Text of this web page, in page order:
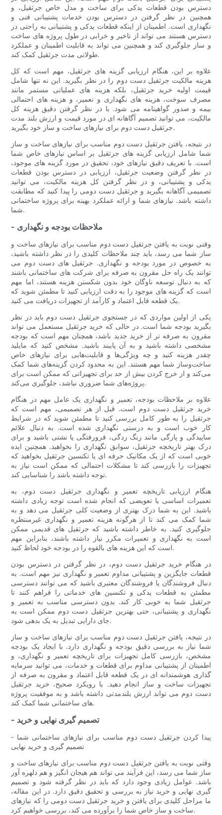
دسترس بودن قطعات یدکی برای ساخت و مدل خاص جرثقیل، و
همچنین در نظر گرفتن در دسترس بودن خدمات پشتیبانی فنی و
نگهداری است. اطمینان از اینکه قطعات یدکی و پشتیبانی به راحتی در
دسترس هستند می تواند از تاخیر و خرابی در طول پروژه های ساخت
و ساز جلوگیری کند و همچنین می تواند به قابلیت اطمینان و عملکرد
طولانی مدت جرثقیل کمک کند.
علاوه بر این، هنگام ارزیابی گزینه های جرثقیل، مهم است که کل
هزینه مالکیت جرثقیل دست دوم را در نظر بگیرید. این نه تنها شامل
قیمت اولیه خرید جرثقیل، بلکه هزینه های عملیاتی مستمر مانند
مصرف سوخت، هزینه های نگهداری و تعمیر، و هزینه های احتمالی
بیمه و صدور گواهینامه می شود. با در نظر گرفتن دقیق هزینه کل
مالکیت، می توانید تصمیم آگاهانه ای در مورد قیمت و ارزش بلند مدت
جرثقیل دست دوم برای نیازهای ساخت و ساز خود بگیرید.
در نتیجه، یافتن جرثقیل دست دوم مناسب برای نیازهای ساخت و ساز
شما شامل ارزیابی گزینه های جرثقیل بر اساس نیازهای خاص شما
است. با تعریف دقیق نیازهای خود، تحقیق در مورد گزینه های موجود،
در نظر گرفتن وضعیت جرثقیل، ارزیابی در دسترس بودن قطعات
یدکی و پشتیبانی، و در نظر گرفتن کل هزینه مالکیت، می توانید
تصمیمی آگاهانه بگیرید و جرثقیل دست دومی را پیدا کنید که مطابقت
داشته باشد. نیازهای شما و ارائه عملکرد بهینه برای پروژه ساختمانی
شما.
- ملاحظات بودجه و نگهداری
وقتی نوبت به یافتن جرثقیل دست دوم مناسب برای نیازهای ساخت و
ساز شما می رسد، باید چند ملاحظات کلیدی را در نظر داشته باشید،
به خصوص در مورد بودجه و نگهداری. جرثقیل های دست دوم می
توانند یک راه حل مقرون به صرفه برای شرکت های ساختمانی باشند
که به دنبال توسعه ناوگان خود بدون شکستن هزینه هستند، اما مهم
است که گزینه های موجود را به دقت ارزیابی کنید تا مطمئن شوید که
یک قطعه قابل اعتماد و کارآمد از تجهیزات دریافت می کنید.
یکی از اولین مواردی که در جستجوی جرثقیل دست دوم باید در نظر
بگیرید بودجه شما است. در حالی که خرید جرثقیل مستعمل می تواند
مقرون به صرفه تر از خرید جدید باشد، همچنان مهم است که بودجه
مشخصی داشته باشید و به آن پایبند باشید. مشخص کنید که مایلید
چقدر هزینه کنید و چه ویژگی‌ها و قابلیت‌هایی برای نیازهای خاص
ساخت‌وساز شما مهم هستند. این به محدود کردن گزینه‌های شما کمک
می‌کند و از خرج کردن بیش از حد برای تجهیزاتی که ممکن است برای
پروژه‌های شما ضروری نباشد، جلوگیری می‌کند.
علاوه بر ملاحظات بودجه، تعمیر و نگهداری یک عامل مهم در هنگام
خرید جرثقیل دست دوم است. قبل از هر تصمیمی، مهم است که
جرثقیل را به طور کامل بررسی کنید تا مطمئن شوید که در شرایط
کار خوب است و به درستی نگهداری شده است. به دنبال علائم
ساییدگی و پارگی مانند زنگ زدگی، فرورفتگی یا نشتی باشید و برای
درک بهتر تاریخچه جرثقیل، سوابق نگهداری را بخواهید. همچنین ایده
خوبی است که از یک مکانیک حرفه ای یا تکنسین جرثقیل بخواهید که
تجهیزات را بازرسی کند تا مشکلات احتمالی که ممکن است نیاز به
توجه داشته باشد را شناسایی کند.
هنگام ارزیابی تاریخچه تعمیر و نگهداری جرثقیل دست دوم، به
تعمیرات اساسی یا تعویضی که انجام شده است توجه زیادی داشته
باشید. این به شما درک بهتری از وضعیت کلی جرثقیل می دهد و به
شما کمک می کند تا از هرگونه هزینه تعمیر و نگهداری غیرمنتظره
جلوگیری کنید. به خاطر داشته باشید که جرثقیل های قدیمی ممکن
است به نگهداری و تعمیرات مکرر نیاز داشته باشند، بنابراین مهم
است که این هزینه های بالقوه را در بودجه خود لحاظ کنید.
در هنگام خرید جرثقیل دست دوم، در نظر گرفتن در دسترس بودن
قطعات جایگزین و پشتیبانی مداوم تعمیر و نگهداری نیز مهم است. به
دنبال فروشندگان یا فروشندگان معتبری باشید که می توانند دسترسی
مطمئن به قطعات یدکی و تکنسین های خدماتی را فراهم کنند تا
جرثقیل شما به خوبی کار کند. بدون دسترسی مناسب به تعمیر و
نگهداری و پشتیبانی، حتی بهترین جرثقیل دست دوم ممکن است به
جای دارایی تبدیل به یک بدهی شود.
در نتیجه، یافتن جرثقیل دست دوم مناسب برای نیازهای ساخت و ساز
شما نیاز به بررسی دقیق بودجه و نگهداری دارد. با ایجاد یک بودجه
مشخص، بازرسی کامل تجهیزات برای تاریخچه تعمیر و نگهداری، و
اطمینان از پشتیبانی مداوم برای قطعات و خدمات، می توانید سرمایه
گذاری هوشمندانه ای در یک قطعه قابل اعتماد و مقرون به صرفه از
تجهیزات ساخت و ساز انجام دهید. با رویکرد صحیح، خرید جرثقیل
دست دوم می تواند ارزش بلندمدتی داشته باشد و به موفقیت پروژه
های ساختمانی شما کمک کند.
- تصمیم گیری نهایی و خرید
پیدا کردن جرثقیل دست دوم مناسب برای نیازهای ساختمانی شما -
تصمیم گیری و خرید نهایی
وقتی نوبت به یافتن جرثقیل دست دوم مناسب برای نیازهای ساخت و
ساز شما می رسد، این فرآیند می تواند هم هیجان انگیز و هم دلهره آور
باشد. عوامل زیادی وجود دارد که باید در نظر گرفته شود و تصمیم
گیری نهایی و خرید نیاز به بررسی و تحقیق دقیق دارد. در این مقاله،
ما مراحل کلیدی برای یافتن و خرید جرثقیل دست دومی را که نیازهای
ساخت و ساز خاص شما را برآورده می کند، بررسی خواهیم کرد.